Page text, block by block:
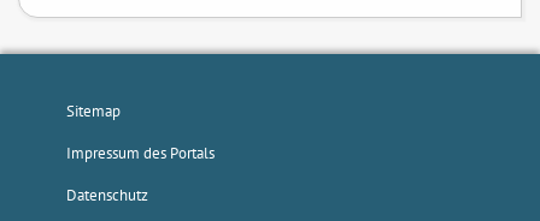
Sitemap
Impressum des Portals
Datenschutz